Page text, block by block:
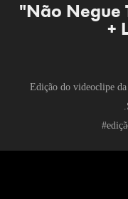
"Não Negue
+
Edição do videoclipe